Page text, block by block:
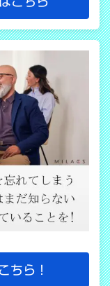
ちら！